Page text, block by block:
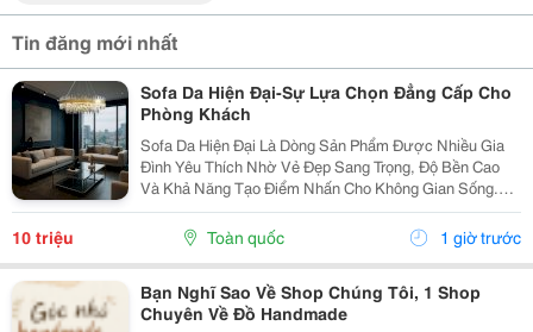
Tin đăng mới nhất
Sofa Da Hiện Đại-Sự Lựa Chọn Đẳng Cấp Cho
Phòng Khách
Sofa Da Hiện Đại Là Dòng Sản Phẩm Được Nhiều Gia
Đình Yêu Thích Nhờ Vẻ Đẹp Sang Trọng, Độ Bền Cao
Và Khả Năng Tạo Điểm Nhấn Cho Không Gian Sống.
Với Thiết Kế Tinh Tế Cùng Chất Liệu Da Cao Cấp, Sofa
Không Chỉ Mang Lại Cảm Giác Thoải Mái Mà Còn Thể...
10 triệu Toàn quốc 1 giờ trước
Bạn Nghĩ Sao Về Shop Chúng Tôi, 1 Shop
Chuyên Về Đồ Handmade